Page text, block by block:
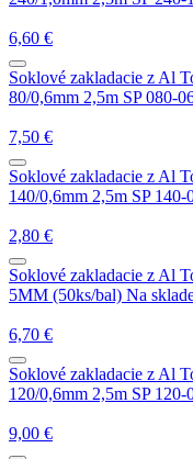
6,60 €
Soklové zakladacie z Al
80/0,6mm 2,5m SP 080-
7,50 €
Soklové zakladacie z Al
140/0,6mm 2,5m SP 140-
2,80 €
Soklové zakladacie z Al
5MM (50ks/bal) Na
6,70 €
Soklové zakladacie z Al
120/0,6mm 2,5m SP 120-
9,00 €